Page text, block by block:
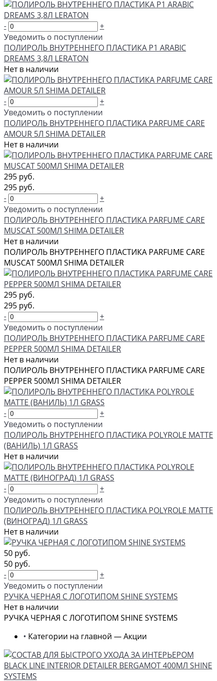
-
+
Уведомить о поступлении
ПОЛИРОЛЬ ВНУТРЕННЕГО ПЛАСТИКА P1 ARABIC
DREAMS 3,8Л LERATON
Нет в наличии
-
+
Уведомить о поступлении
ПОЛИРОЛЬ ВНУТРЕННЕГО ПЛАСТИКА PARFUME CARE
AMOUR 5Л SHIMA DETAILER
Нет в наличии
295 руб.
295 руб.
-
+
Уведомить о поступлении
ПОЛИРОЛЬ ВНУТРЕННЕГО ПЛАСТИКА PARFUME CARE
MUSCAT 500МЛ SHIMA DETAILER
Нет в наличии
ПОЛИРОЛЬ ВНУТРЕННЕГО ПЛАСТИКА PARFUME CARE
MUSCAT 500МЛ SHIMA DETAILER
295 руб.
295 руб.
-
+
Уведомить о поступлении
ПОЛИРОЛЬ ВНУТРЕННЕГО ПЛАСТИКА PARFUME CARE
PEPPER 500МЛ SHIMA DETAILER
Нет в наличии
ПОЛИРОЛЬ ВНУТРЕННЕГО ПЛАСТИКА PARFUME CARE
PEPPER 500МЛ SHIMA DETAILER
-
+
Уведомить о поступлении
ПОЛИРОЛЬ ВНУТРЕННЕГО ПЛАСТИКА POLYROLE MATTE
(ВАНИЛЬ) 1Л GRASS
Нет в наличии
-
+
Уведомить о поступлении
ПОЛИРОЛЬ ВНУТРЕННЕГО ПЛАСТИКА POLYROLE MATTE
(ВИНОГРАД) 1Л GRASS
Нет в наличии
50 руб.
50 руб.
-
+
Уведомить о поступлении
РУЧКА ЧЕРНАЯ С ЛОГОТИПОМ SHINE SYSTEMS
Нет в наличии
РУЧКА ЧЕРНАЯ С ЛОГОТИПОМ SHINE SYSTEMS
• Категории на главной — Акции